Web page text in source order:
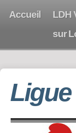
Accueil
LDH
sur
Ligue